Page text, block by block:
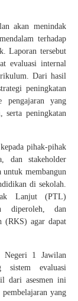
akan menindak
terhadap
Laporan tersebut
evaluasi internal
Dari hasil
peningkatan
pengajaran yang
serta peningkatan
pihak-pihak
dan stakeholder
untuk membangun
di sekolah.
Lanjut (PTL)
diperoleh, dan
(RKS) agar dapat
Negeri 1 Jawilan
sistem evaluasi
dari asesmen ini
yang